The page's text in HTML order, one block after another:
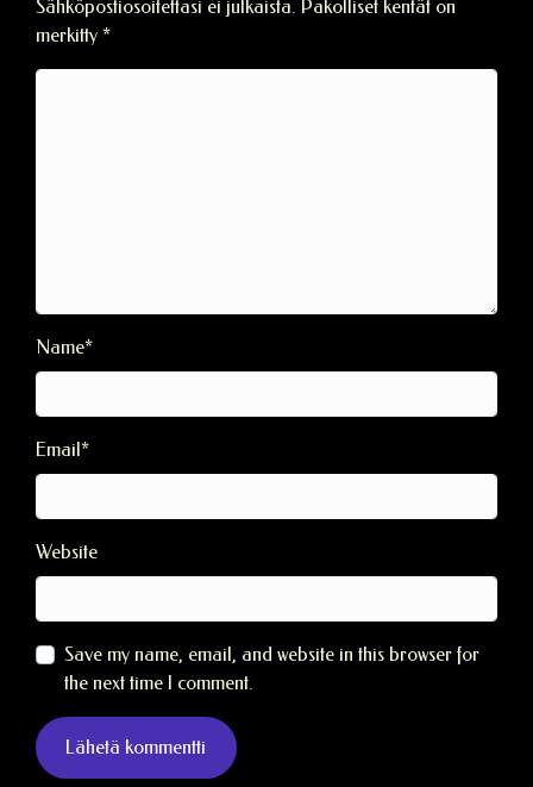
Sähköpostiosoitettasi ei julkaista. Pakolliset kentät on
merkitty *
Name*
Email*
Website
Save my name, email, and website in this browser for
the next time I comment.